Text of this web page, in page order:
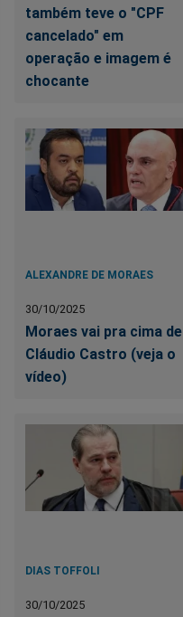
também teve o "CPF
cancelado" em
operação e imagem é
chocante
ALEXANDRE DE MORAES
30/10/2025
Moraes vai pra cima de
Cláudio Castro (veja o
vídeo)
DIAS TOFFOLI
30/10/2025